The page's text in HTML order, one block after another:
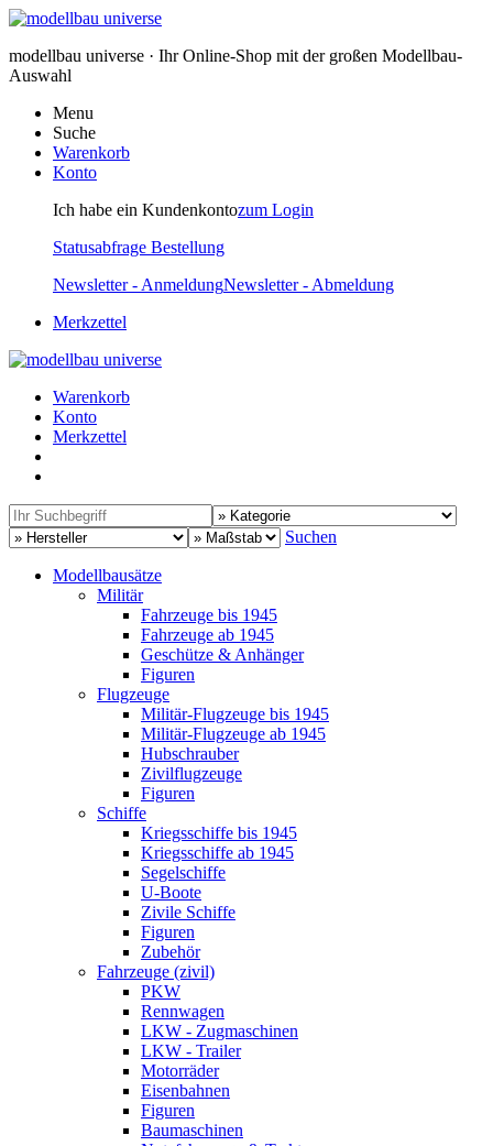
modellbau universe · Ihr Online-Shop mit der großen Modellbau-
Auswahl
Menu
Suche
Warenkorb
Konto
Ich habe ein Kundenkontozum Login
Statusabfrage Bestellung
Newsletter - AnmeldungNewsletter - Abmeldung
Merkzettel
Warenkorb
Konto
Merkzettel
Suchen
Modellbausätze
Militär
Fahrzeuge bis 1945
Fahrzeuge ab 1945
Geschütze & Anhänger
Figuren
Flugzeuge
Militär-Flugzeuge bis 1945
Militär-Flugzeuge ab 1945
Hubschrauber
Zivilflugzeuge
Figuren
Schiffe
Kriegsschiffe bis 1945
Kriegsschiffe ab 1945
Segelschiffe
U-Boote
Zivile Schiffe
Figuren
Zubehör
Fahrzeuge (zivil)
PKW
Rennwagen
LKW - Zugmaschinen
LKW - Trailer
Motorräder
Eisenbahnen
Figuren
Baumaschinen